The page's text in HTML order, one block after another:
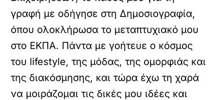
γραφή με οδήγησε στη Δημοσιογραφία,
όπου ολοκλήρωσα το μεταπτυχιακό μου
στο ΕΚΠΑ. Πάντα με γοήτευε ο κόσμος
του lifestyle, της μόδας, της ομορφιάς και
της διακόσμησης, και τώρα έχω τη χαρά
να μοιράζομαι τις δικές μου ιδέες και